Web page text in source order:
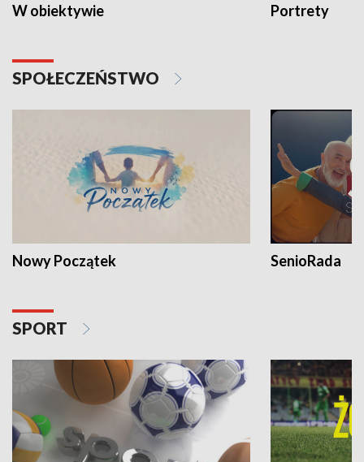
W obiektywie Portrety
SPOŁECZEŃSTWO
Nowy Początek SenioRada
SPORT